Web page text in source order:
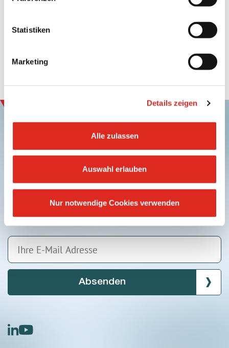
Statistiken
Marketing
Details zeigen
Alle zulassen
Auswahl erlauben
Nur notwendige Cookies verwenden
Anmelden und
Innovation erleben
Absenden
linkedinyoutube